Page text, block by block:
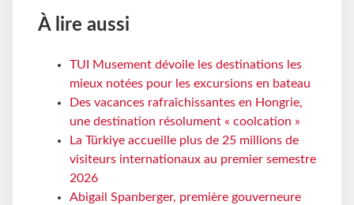
À lire aussi
TUI Musement dévoile les destinations les
mieux notées pour les excursions en bateau
Des vacances rafraîchissantes en Hongrie,
une destination résolument « coolcation »
La Türkiye accueille plus de 25 millions de
visiteurs internationaux au premier semestre
2026
Abigail Spanberger, première gouverneure